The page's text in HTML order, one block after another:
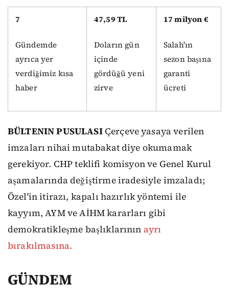
7
Gündemde
ayrıca yer
verdiğimiz kısa
haber
47,59 TL
Doların gün
içinde
gördüğü yeni
zirve
17 milyon €
Salah'ın
sezon başına
garanti
ücreti
BÜLTENIN PUSULASIÇerçeve yasaya verilen
imzaları nihai mutabakat diye okumamak
gerekiyor. CHP teklifi komisyon ve Genel Kurul
aşamalarında değiştirme iradesiyle imzaladı;
Özel'in itirazı, kapalı hazırlık yöntemi ile
kayyım, AYM ve AİHM kararları gibi
demokratikleşme başlıklarının ayrı
bırakılmasına.
GÜNDEM